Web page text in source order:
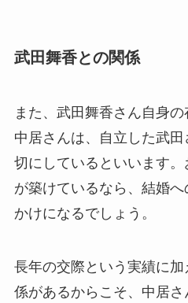
武田舞香との関係
また、武田舞香さん自身の
中居さんは、自立した武
切にしているといいます
が築けているなら、結婚
かけになるでしょう。
長年の交際という実績に
係があるからこそ、中居